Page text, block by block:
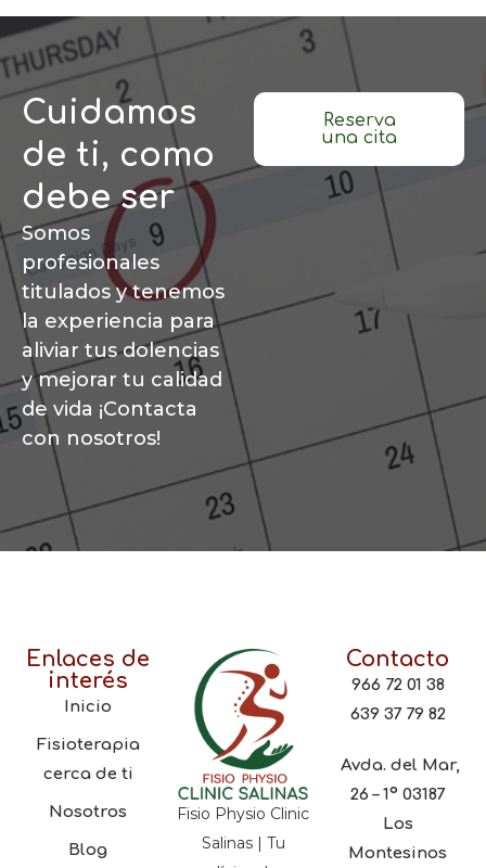
Cuidamos
de ti, como
debe ser
Somos
profesionales
titulados y tenemos
la experiencia para
aliviar tus dolencias
y mejorar tu calidad
de vida ¡Contacta
con nosotros!
Reserva
una cita
Enlaces de
interés
Inicio
Fisioterapia
cerca de ti
Nosotros
Blog
Fisio Physio Clinic
Salinas | Tu
Contacto
966 72 01 38
639 37 79 82
Avda. del Mar,
26 – 1º 03187
Los
Montesinos